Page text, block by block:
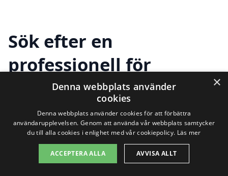
Sök efter en
professionell för
trädgårdsarbete i andra
städer nära Sigtuna
Att hitta rätt hjälp för
trädgårdsarbete i
×
Denna webbplats använder
cookies
Denna webbplats använder cookies för att förbättra
användarupplevelsen. Genom att använda vår webbplats samtycker
du till alla cookies i enlighet med vår cookiepolicy. Läs mer
ACCEPTERA ALLA AVVISA ALLT